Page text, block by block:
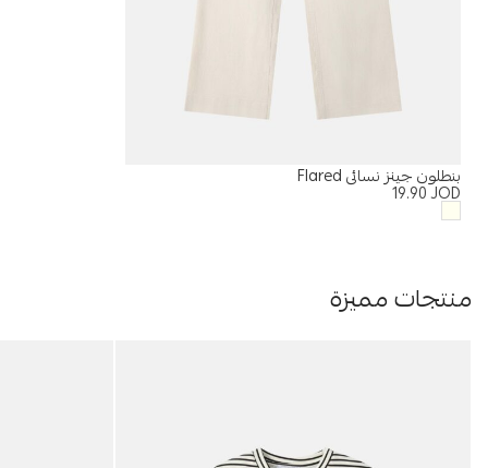
بنطلون جينز نسائي Flared
19.90JOD
منتجات مميزة